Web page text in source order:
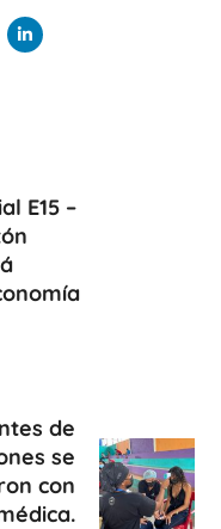
E15 –
de
se
con